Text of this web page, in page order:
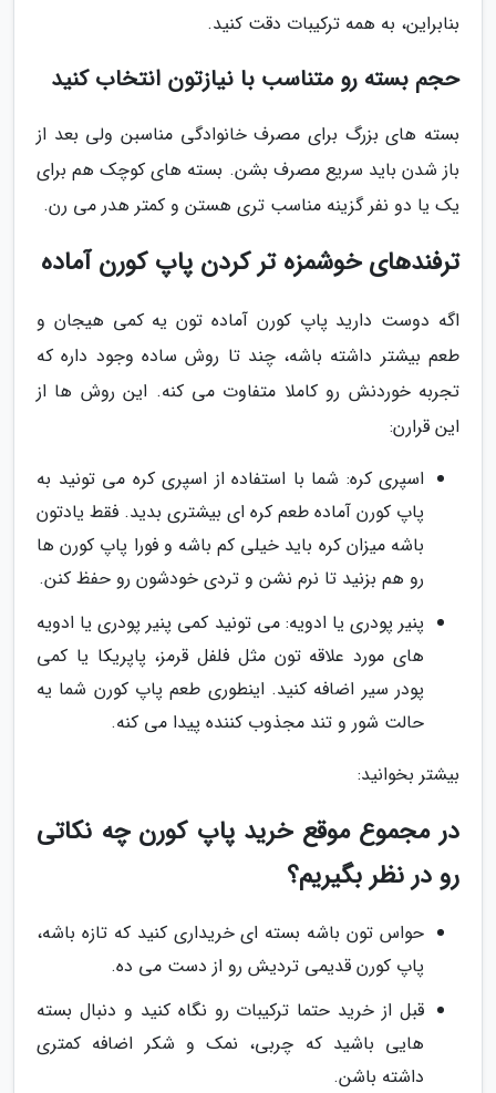
بنابراین، به همه ترکیبات دقت کنید.
حجم بسته رو متناسب با نیازتون انتخاب کنید
بسته های بزرگ برای مصرف خانوادگی مناسبن ولی بعد از
باز شدن باید سریع مصرف بشن. بسته های کوچک هم برای
یک یا دو نفر گزینه مناسب تری هستن و کمتر هدر می رن.
ترفندهای خوشمزه تر کردن پاپ کورن آماده
اگه دوست دارید پاپ کورن آماده تون یه کمی هیجان و
طعم بیشتر داشته باشه، چند تا روش ساده وجود داره که
تجربه خوردنش رو کاملا متفاوت می کنه. این روش ها از
این قرارن:
اسپری کره: شما با استفاده از اسپری کره می تونید به
پاپ کورن آماده طعم کره ای بیشتری بدید. فقط یادتون
باشه میزان کره باید خیلی کم باشه و فورا پاپ کورن ها
رو هم بزنید تا نرم نشن و تردی خودشون رو حفظ کنن.
پنیر پودری یا ادویه: می تونید کمی پنیر پودری یا ادویه
های مورد علاقه تون مثل فلفل قرمز، پاپریکا یا کمی
پودر سیر اضافه کنید. اینطوری طعم پاپ کورن شما یه
حالت شور و تند مجذوب کننده پیدا می کنه.
بیشتر بخوانید:
در مجموع موقع خرید پاپ کورن چه نکاتی
رو در نظر بگیریم؟
حواس تون باشه بسته ای خریداری کنید که تازه باشه،
پاپ کورن قدیمی تردیش رو از دست می ده.
قبل از خرید حتما ترکیبات رو نگاه کنید و دنبال بسته
هایی باشید که چربی، نمک و شکر اضافه کمتری
داشته باشن.